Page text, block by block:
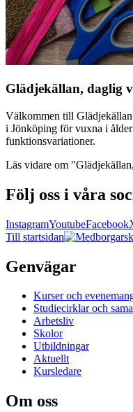
Glädjekällan, daglig
Välkommen till
i Jönköping för vuxna i
funktionsvariationer.
Läs vidare om
Följ oss i våra
InstagramYoutubeFacebook
Till startsidan
Genvägar
Kurser och
Studiecirklar och
Arbetsliv
Skolor
Utbildningar
Aktuellt
Kursledare
Om oss